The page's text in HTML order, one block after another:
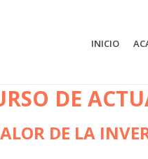
INICIO
DE
DE LA